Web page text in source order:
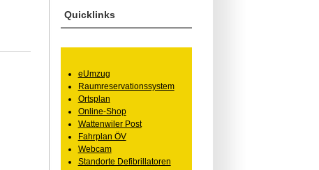
Quicklinks
eUmzug
Raumreservationssystem
Ortsplan
Online-Shop
Wattenwiler Post
Fahrplan ÖV
Webcam
Standorte Defibrillatoren